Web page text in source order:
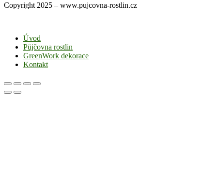
Copyright 2025 – www.pujcovna-rostlin.cz
Úvod
Půjčovna rostlin
GreenWork dekorace
Kontakt